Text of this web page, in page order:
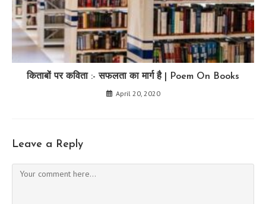
किताबों पर कविता :- सफलता का मार्ग है | Poem On Books
April 20, 2020
Leave a Reply
Comment